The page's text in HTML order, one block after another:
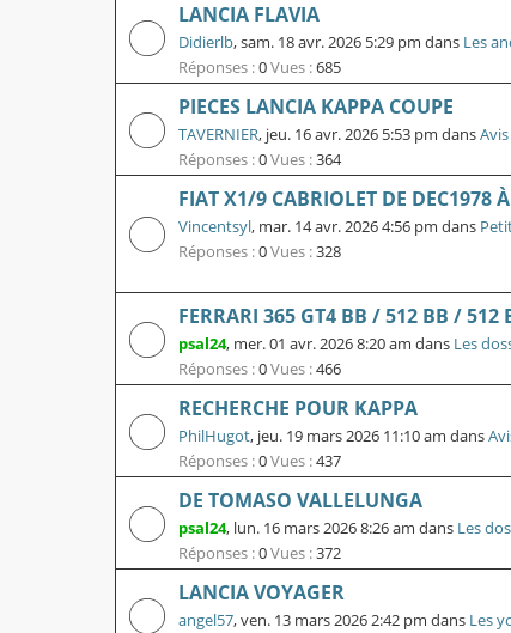
LANCIA FLAVIA
Didierlb,sam. 18 avr. 2026 5:29 pm dans Les
Réponses :0Vues :685
PIECES LANCIA KAPPA COUPE
TAVERNIER, jeu. 16 avr. 2026 5:53 pm dans
Réponses :0Vues :364
FIAT X1/9 CABRIOLET DE DEC1978
Vincentsyl, mar. 14 avr. 2026 4:56 pm dans
Réponses :0Vues :328
FERRARI 365 GT4 BB / 512 BB / 512
psal24, mer. 01 avr. 2026 8:20 am dans Les
Réponses :0Vues :466
RECHERCHE POUR KAPPA
PhilHugot, jeu. 19 mars 2026 11:10 am dans
Réponses :0Vues :437
DE TOMASO VALLELUNGA
psal24, lun. 16 mars 2026 8:26 am dans Les
Réponses :0Vues :372
LANCIA VOYAGER
angel57,ven. 13 mars 2026 2:42 pm dans Les